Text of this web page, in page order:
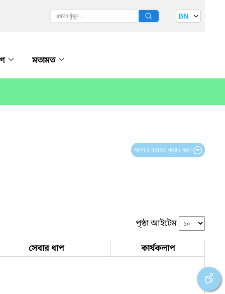
BN
মতামত
আপনার মতামত প্রদান করুন
পৃষ্ঠা আইটেম
সেবার ধাপ কার্যকলাপ